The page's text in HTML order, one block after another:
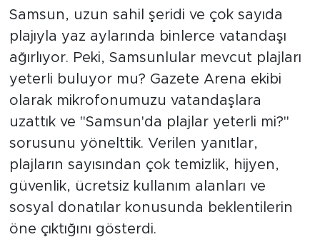
Samsun, uzun sahil şeridi ve çok sayıda
plajıyla yaz aylarında binlerce vatandaşı
ağırlıyor. Peki, Samsunlular mevcut plajları
yeterli buluyor mu? Gazete Arena ekibi
olarak mikrofonumuzu vatandaşlara
uzattık ve "Samsun'da plajlar yeterli mi?"
sorusunu yönelttik. Verilen yanıtlar,
plajların sayısından çok temizlik, hijyen,
güvenlik, ücretsiz kullanım alanları ve
sosyal donatılar konusunda beklentilerin
öne çıktığını gösterdi.